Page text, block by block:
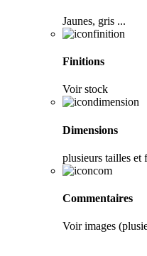
Jaunes, gris ...
Finitions
Voir stock
Dimensions
plusieurs tailles et
Commentaires
Voir images